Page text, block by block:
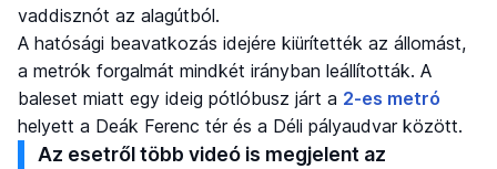
vaddisznót az alagútból.
A hatósági beavatkozás idejére kiürítették az állomást,
a metrók forgalmát mindkét irányban leállították. A
baleset miatt egy ideig pótlóbusz járt a 2-es metró
helyett a Deák Ferenc tér és a Déli pályaudvar között.
Az esetről több videó is megjelent az